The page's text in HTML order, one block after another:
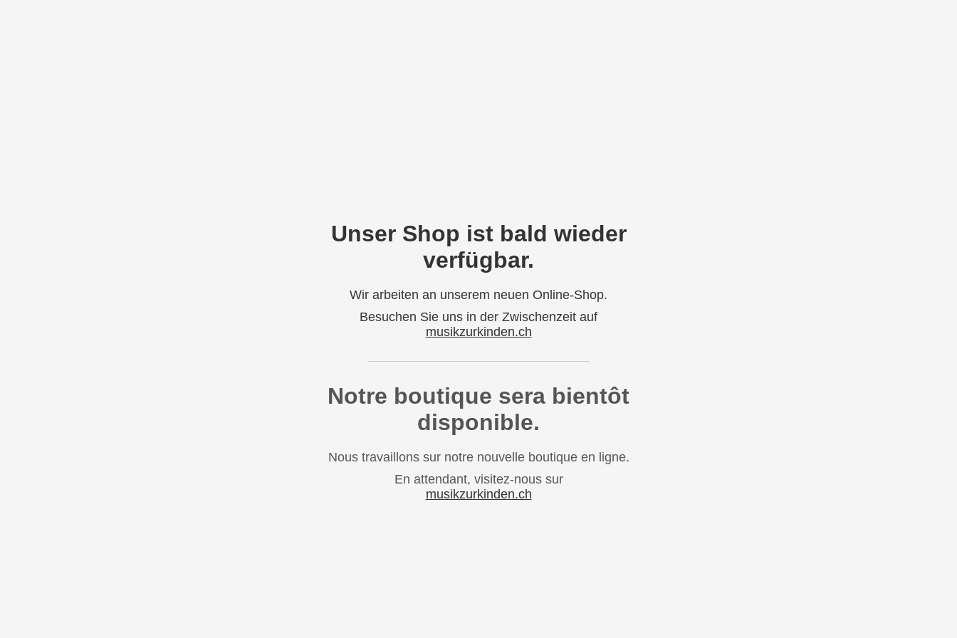
Unser Shop ist bald wieder
verfügbar.
Wir arbeiten an unserem neuen Online-Shop.
Besuchen Sie uns in der Zwischenzeit auf
musikzurkinden.ch
Notre boutique sera bientôt
disponible.
Nous travaillons sur notre nouvelle boutique en ligne.
En attendant, visitez-nous sur
musikzurkinden.ch